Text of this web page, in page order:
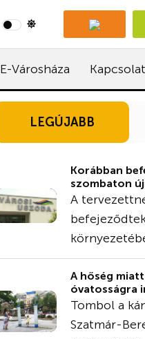
E-Városháza Kapcsolat
LEGÚJABB
Korábban
szombaton
A
A hőség
óvatosságra
Tombol a
Szatmár-